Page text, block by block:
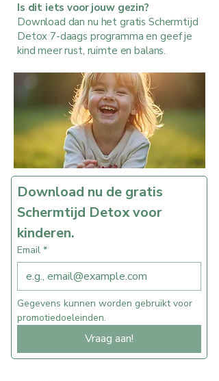
Is dit iets voor jouw gezin?
Download dan nu het gratis Schermtijd
Detox 7-daags programma en geef je
kind meer rust, ruimte en balans.
Download nu de gratis
Schermtijd Detox voor
kinderen.
Email *
Gegevens kunnen worden gebruikt voor
promotiedoeleinden.
Vraag aan!